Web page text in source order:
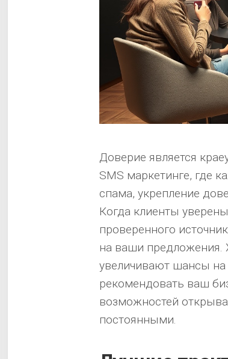
Доверие является
SMS маркетинге, где
спама, укрепление
Когда клиенты
проверенного
на ваши предложения.
увеличивают шансы
рекомендовать ваш
возможностей
постоянными.